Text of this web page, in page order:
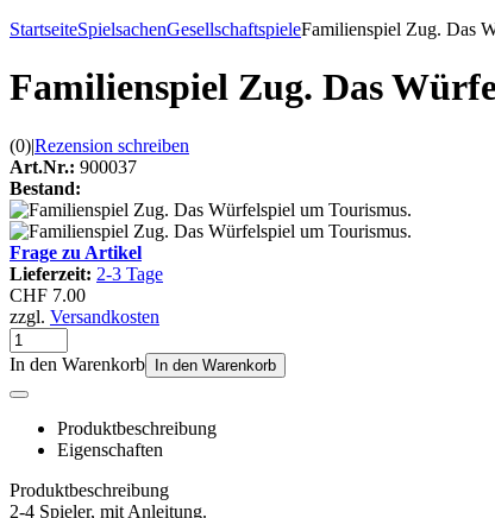
StartseiteSpielsachenGesellschaftspieleFamilienspiel Zug. Das
Familienspiel Zug. Das
(0)|Rezension schreiben
Art.Nr.: 900037
Bestand:
Frage zu Artikel
Lieferzeit: 2-3 Tage
CHF 7.00
zzgl. Versandkosten
In den Warenkorb In den Warenkorb
Produktbeschreibung
Eigenschaften
Produktbeschreibung
2-4 Spieler, mit Anleitung.